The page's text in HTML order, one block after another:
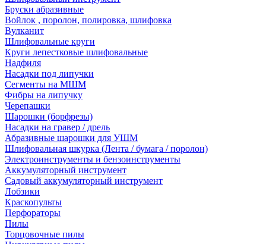
Бруски абразивные
Войлок , поролон, полировка, шлифовка
Вулканит
Шлифовальные круги
Круги лепестковые шлифовальные
Надфиля
Насадки под липучки
Сегменты на МШМ
Фибры на липучку
Черепашки
Шарошки (борфрезы)
Насадки на гравер / дрель
Абразивные шарошки для УШМ
Шлифовальная шкурка (Лента / бумага / поролон)
Электроинструменты и бензоинструменты
Аккумуляторный инструмент
Садовый аккумуляторный инструмент
Лобзики
Краскопульты
Перфораторы
Пилы
Торцовочные пилы